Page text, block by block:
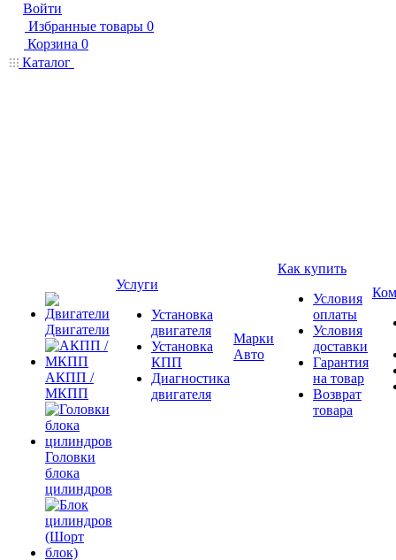
Войти
Избранные товары 0
Корзина 0
Каталог
Двигатели
АКПП /
МКПП
Головки
блока
цилиндров
Услуги
Установка
двигателя
Установка
КПП
Диагностика
двигателя
Марки
Авто
Как купить
Условия
оплаты
Условия
доставки
Гарантия
на товар
Возврат
товара